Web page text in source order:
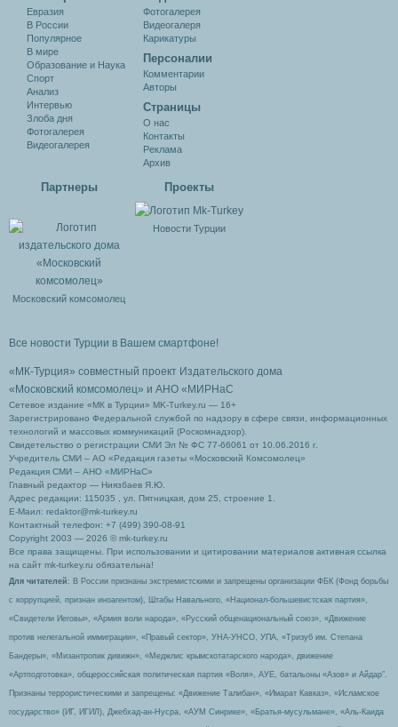
Евразия
В России
Популярное
В мире
Образование и Наука
Спорт
Анализ
Интервью
Злоба дня
Фотогалерея
Видеогалерея
Фотогалерея
Видеогалеря
Карикатуры
Персоналии
Комментарии
Авторы
Cтраницы
О нас
Контакты
Реклама
Архив
Партнеры
Московский комсомолец
Проекты
Новости Турции
Все новости Турции в Вашем смартфоне!
«МК-Турция» совместный проект Издательского дома
«Московский комсомолец» и АНО «МИРНаС
Сетевое издание «МК в Турции» MK-Turkey.ru — 16+
Зарегистрировано Федеральной службой по надзору в сфере связи, информационных
технологий и массовых коммуникаций (Роскомнадзор).
Свидетельство о регистрации СМИ Эл № ФС 77-66061 от 10.06.2016 г.
Учредитель СМИ – АО «Редакция газеты «Московский Комсомолец»
Редакция СМИ – АНО «МИРНаС»
Главный редактор — Ниязбаев Я.Ю.
Адрес редакции: 115035 , ул. Пятницкая, дом 25, строение 1.
Е-Маил: redaktor@mk-turkey.ru
Контактный телефон: +7 (499) 390-08-91
Copyright 2003 — 2026 © mk-turkey.ru
Все права защищены. При использовании и цитировании материалов активная ссылка
на сайт mk-turkey.ru обязательна!
Для читателей : В России признаны экстремистскими и запрещены организации ФБК (Фонд борьбы
с коррупцией, признан иноагентом), Штабы Навального, «Национал-большевистская партия»,
«Свидетели Иеговы», «Армия воли народа», «Русский общенациональный союз», «Движение
против нелегальной иммиграции», «Правый сектор», УНА-УНСО, УПА, «Тризуб им. Степана
Бандеры», «Мизантропик дивижн», «Меджлис крымскотатарского народа», движение
«Артподготовка», общероссийская политическая партия «Воля», АУЕ, батальоны «Азов» и Айдар″.
Признаны террористическими и запрещены: «Движение Талибан», «Имарат Кавказ», «Исламское
государство» (ИГ, ИГИЛ), Джебхад-ан-Нусра, «АУМ Синрике», «Братья-мусульмане», «Аль-Каида